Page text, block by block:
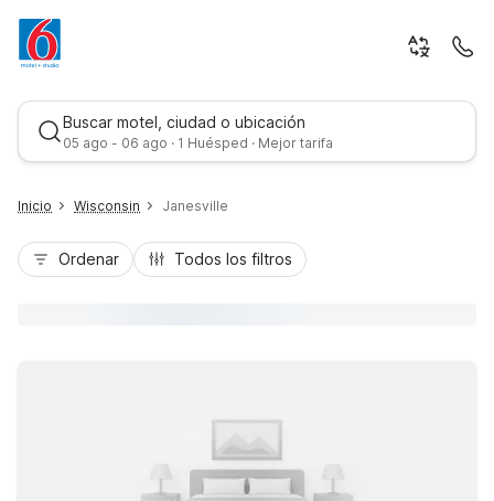
Buscar motel, ciudad o ubicación
05 ago - 06 ago · 1 Huésped · Mejor tarifa
Inicio Wisconsin Janesville
Ordenar Todos los filtros